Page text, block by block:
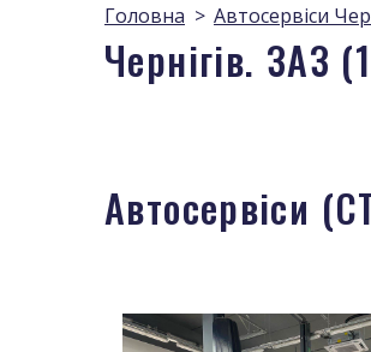
Головна Автосервіси
Чернігів. ЗАЗ
Автосервіси